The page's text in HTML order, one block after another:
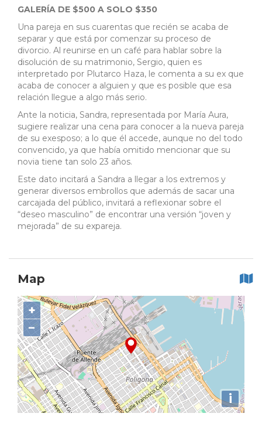
GALERÍA DE $500 A SOLO $350
Una pareja en sus cuarentas que recién se acaba de
separar y que está por comenzar su proceso de
divorcio. Al reunirse en un café para hablar sobre la
disolución de su matrimonio, Sergio, quien es
interpretado por Plutarco Haza, le comenta a su ex que
acaba de conocer a alguien y que es posible que esa
relación llegue a algo más serio.
Ante la noticia, Sandra, representada por María Aura,
sugiere realizar una cena para conocer a la nueva pareja
de su exesposo; a lo que él accede, aunque no del todo
convencido, ya que había omitido mencionar que su
novia tiene tan solo 23 años.
Este dato incitará a Sandra a llegar a los extremos y
generar diversos embrollos que además de sacar una
carcajada del público, invitará a reflexionar sobre el
“deseo masculino” de encontrar una versión “joven y
mejorada” de su expareja.
Map
+
−
i